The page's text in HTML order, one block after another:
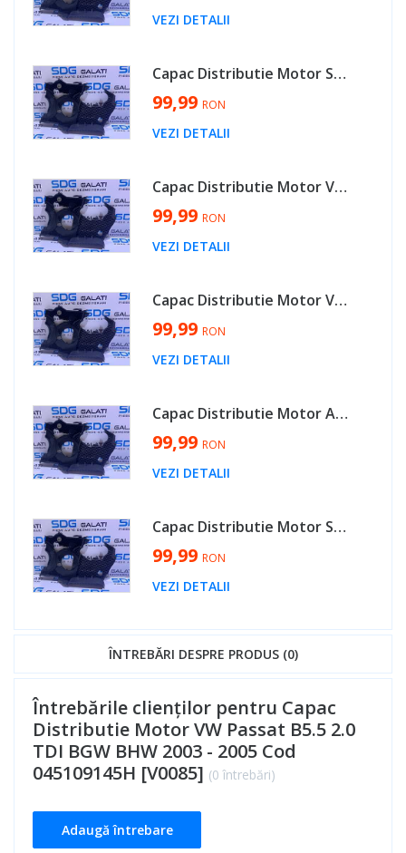
VEZI DETALII
Capac Distributie Motor Seat Altea 2.0 TDI BMM 2003 - 2010 Cod 045109145H [V0085]
99,99 RON
VEZI DETALII
Capac Distributie Motor VW Fox 1.4 TDI BNM 2005 - 2012 Cod 045109145H [V0085]
99,99 RON
VEZI DETALII
Capac Distributie Motor VW Touran 2.0 TDI BMM 2003 - 2010 Cod 045109145H [V0085]
99,99 RON
VEZI DETALII
Capac Distributie Motor Audi A3 8L 1.9 TDI AXR ATD ASZ 2000 - 2003 Cod 045109145H [V0085]
99,99 RON
VEZI DETALII
Capac Distributie Motor Seat Arosa 1.4 TDI AMF 2003 - 2010 Cod 045109145H [V0085]
99,99 RON
VEZI DETALII
ÎNTREBĂRI DESPRE PRODUS (0)
Întrebările clienților pentru Capac
Distributie Motor VW Passat B5.5 2.0
TDI BGW BHW 2003 - 2005 Cod
045109145H [V0085] (0 întrebări)
Adaugă întrebare